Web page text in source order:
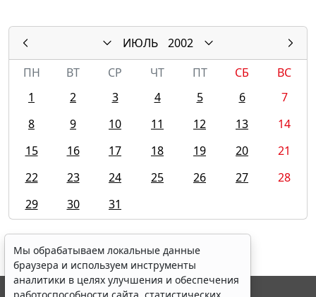
ИЮЛЬ
2002
ПН
ВТ СР ЧТ ПТ СБ
ВС
1
2 3 4 5 6
7
8
9 10 11 12 13
14
15
16 17 18 19 20
21
22
23 24 25 26 27
28
29
30 31
Мы обрабатываем локальные данные
браузера и используем инструменты
аналитики в целях улучшения и обеспечения